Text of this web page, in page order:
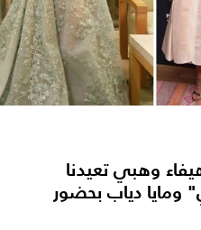
وهبي تعيدنا
ومايا دياب بحضور